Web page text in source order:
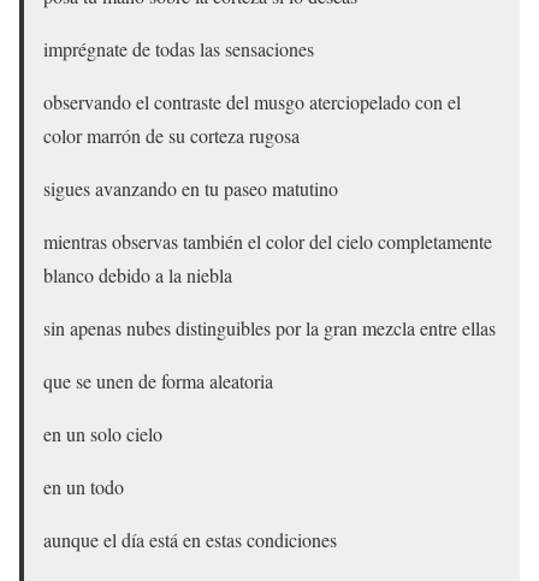
imprégnate de todas las sensaciones
observando el contraste del musgo aterciopelado con el
color marrón de su corteza rugosa
sigues avanzando en tu paseo matutino
mientras observas también el color del cielo completamente
blanco debido a la niebla
sin apenas nubes distinguibles por la gran mezcla entre ellas
que se unen de forma aleatoria
en un solo cielo
en un todo
aunque el día está en estas condiciones